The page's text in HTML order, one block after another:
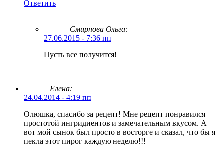
Ответить
Смирнова Ольга:
27.06.2015 - 7:36 пп
Пусть все получится!
Елена:
24.04.2014 - 4:19 пп
Олюшка, спасибо за рецепт! Мне рецепт понравился
простотой ингридиентов и замечательным вкусом. А
вот мой сынок был просто в восторге и сказал, что бы я
пекла этот пирог каждую неделю!!!